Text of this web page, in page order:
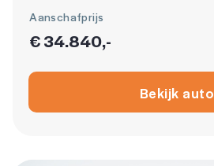
Aanschafprijs
€ 34.840,-
Bekijk auto